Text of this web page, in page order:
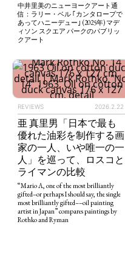
中井里美のニューヨークアート通
信：ラリー・ベル ｢カンタロープで
あってハニーデュー｣ (2025年) マデ
ィソン スクエア パークのパブリッ
クアート
REVIEWS 2026.2.22
亜 真里男「日本で最も
優れた油彩を制作する画
家の一人、いや唯一の一
人」を巡って、ロスコと
ライマンの比較
“Mario A, one of the most brilliantly
gifted–or perhaps I should say, the single
most brilliantly gifted––oil painting
artist in Japan” compares paintings by
Rothko and Ryman